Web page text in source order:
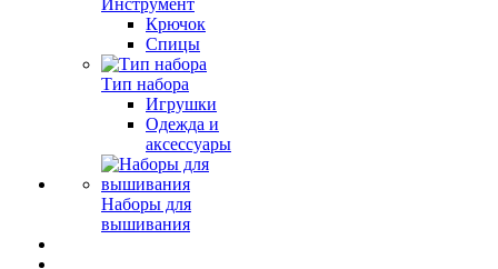
Инструмент
Крючок
Спицы
Тип набора
Игрушки
Одежда и
аксессуары
Наборы для
вышивания